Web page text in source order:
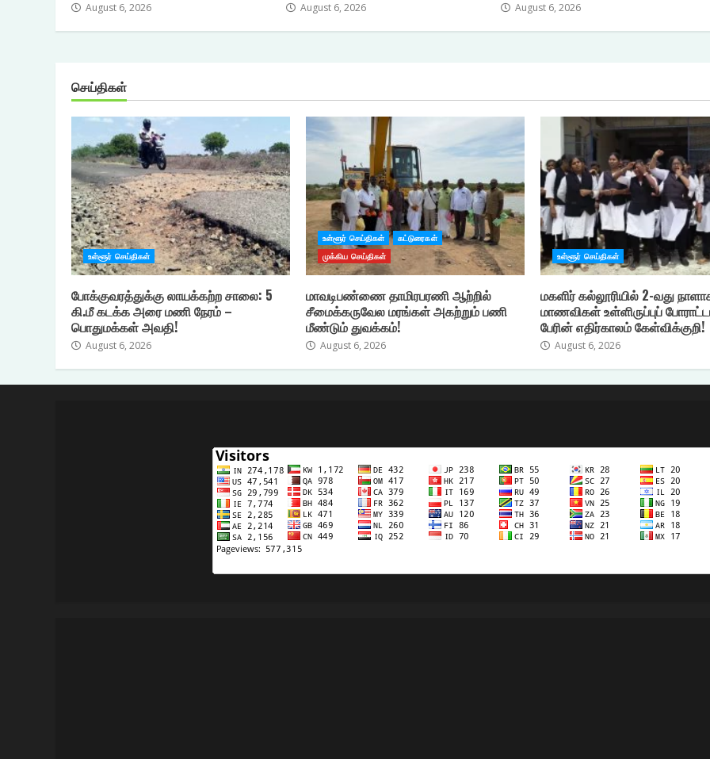
August 6, 2026 August 6, 2026 August 6, 2026
செய்திகள்
உள்ளூர் செய்திகள்
போக்குவரத்துக்கு லாயக்கற்ற சாலை: 5
கி.மீ கடக்க அரை மணி நேரம் –
பொதுமக்கள் அவதி!
August 6, 2026
உள்ளூர் செய்திகள்
கட்டுரைகள்
முக்கிய செய்திகள்
மாவடிபண்ணை தாமிரபரணி ஆற்றில்
சீமைக்கருவேல மரங்கள் அகற்றும் பணி
மீண்டும் துவக்கம்!
August 6, 2026
உள்ளூர் செய்திகள்
மகளிர் கல்லூரியில் 2-வது
மாணவிகள் உள்ளிருப்புப்
பேரின் எதிர்காலம் கேள்விக்குறி!
August 6, 2026